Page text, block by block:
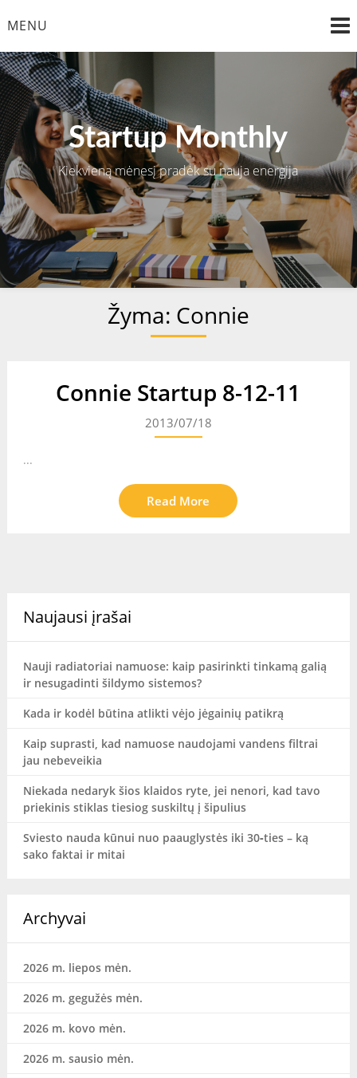
toMENU
Startup Monthly
Kiekvieną mėnesį pradėk su nauja energija
Žyma: Connie
Connie Startup 8-12-11
2013/07/18
...
Read More
Naujausi įrašai
Nauji radiatoriai namuose: kaip pasirinkti tinkamą galią
ir nesugadinti šildymo sistemos?
Kada ir kodėl būtina atlikti vėjo jėgainių patikrą
Kaip suprasti, kad namuose naudojami vandens filtrai
jau nebeveikia
Niekada nedaryk šios klaidos ryte, jei nenori, kad tavo
priekinis stiklas tiesiog suskiltų į šipulius
Sviesto nauda kūnui nuo paauglystės iki 30‑ties – ką
sako faktai ir mitai
Archyvai
2026 m. liepos mėn.
2026 m. gegužės mėn.
2026 m. kovo mėn.
2026 m. sausio mėn.